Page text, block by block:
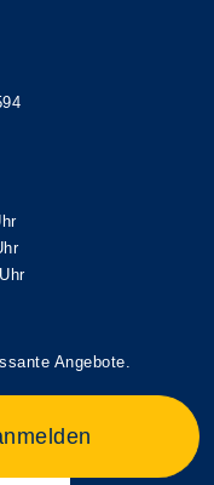
Angebote.